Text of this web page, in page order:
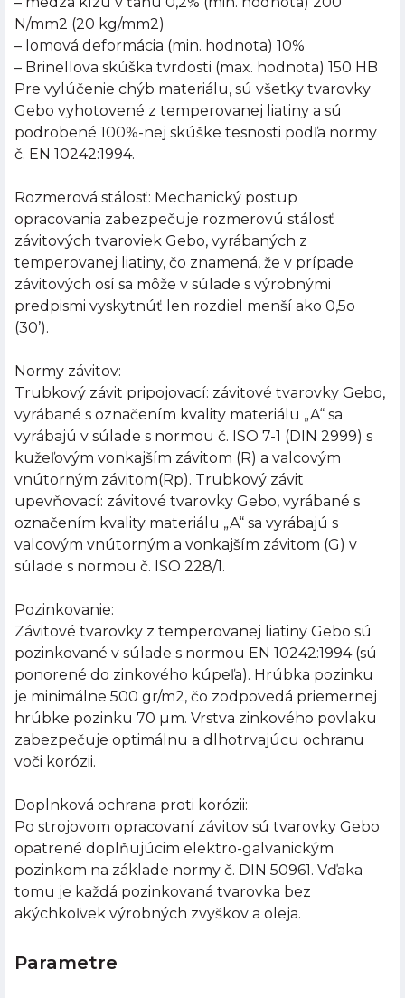
N/mm2 (20 kg/mm2)
– lomová deformácia (min. hodnota) 10%
– Brinellova skúška tvrdosti (max. hodnota) 150 HB
Pre vylúčenie chýb materiálu, sú všetky tvarovky
Gebo vyhotovené z temperovanej liatiny a sú
podrobené 100%-nej skúške tesnosti podľa normy
č. EN 10242:1994.
Rozmerová stálosť: Mechanický postup
opracovania zabezpečuje rozmerovú stálosť
závitových tvaroviek Gebo, vyrábaných z
temperovanej liatiny, čo znamená, že v prípade
závitových osí sa môže v súlade s výrobnými
predpismi vyskytnúť len rozdiel menší ako 0,5o
(30’).
Normy závitov:
Trubkový závit pripojovací: závitové tvarovky Gebo,
vyrábané s označením kvality materiálu „A“ sa
vyrábajú v súlade s normou č. ISO 7-1 (DIN 2999) s
kužeľovým vonkajším závitom (R) a valcovým
vnútorným závitom(Rp). Trubkový závit
upevňovací: závitové tvarovky Gebo, vyrábané s
označením kvality materiálu „A“ sa vyrábajú s
valcovým vnútorným a vonkajším závitom (G) v
súlade s normou č. ISO 228/1.
Pozinkovanie:
Závitové tvarovky z temperovanej liatiny Gebo sú
pozinkované v súlade s normou EN 10242:1994 (sú
ponorené do zinkového kúpeľa). Hrúbka pozinku
je minimálne 500 gr/m2, čo zodpovedá priemernej
hrúbke pozinku 70 µm. Vrstva zinkového povlaku
zabezpečuje optimálnu a dlhotrvajúcu ochranu
voči korózii.
Doplnková ochrana proti korózii:
Po strojovom opracovaní závitov sú tvarovky Gebo
opatrené doplňujúcim elektro-galvanickým
pozinkom na základe normy č. DIN 50961. Vďaka
tomu je každá pozinkovaná tvarovka bez
akýchkoľvek výrobných zvyškov a oleja.
Parametre